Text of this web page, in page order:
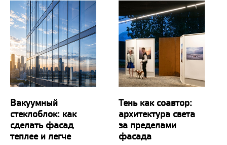
Вакуумный
стеклоблок: как
сделать фасад
теплее и легче
Тень как соавтор:
архитектура света
за пределами
фасада